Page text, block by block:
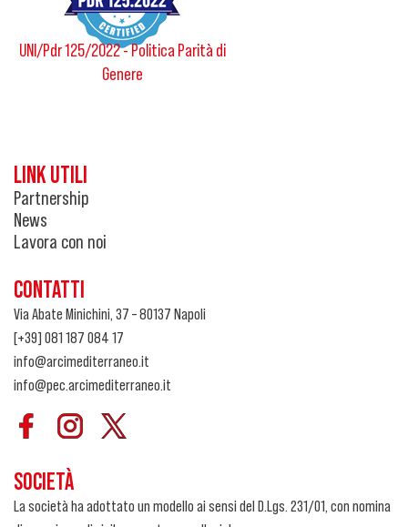
UNI/Pdr 125/2022 - Politica Parità di
Genere
LINK UTILI
Partnership
News
Lavora con noi
CONTATTI
Via Abate Minichini, 37 – 80137 Napoli
[+39] 081 187 084 17
info@arcimediterraneo.it
info@pec.arcimediterraneo.it
SOCIETÀ
La società ha adottato un modello ai sensi del D.Lgs. 231/01, con nomina